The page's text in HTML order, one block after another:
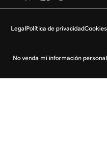
LegalPolítica de privacidadCookies
No venda mi información personal